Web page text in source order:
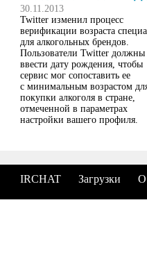
30.11.2013
Twitter изменил процесс
верификации возраста
для алкогольных брендов.
Пользователи Twitter должны
ввести дату рождения, чтобы
сервис мог сопоставить ее
с минимальным возрастом
покупки алкоголя в стране,
отмеченной в параметрах
настройки вашего профиля.
IRCHAT Загрузки О